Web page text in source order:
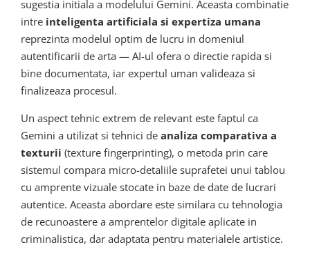
sugestia initiala a modelului Gemini. Aceasta combinatie
intre inteligenta artificiala si expertiza umana
reprezinta modelul optim de lucru in domeniul
autentificarii de arta — AI-ul ofera o directie rapida si
bine documentata, iar expertul uman valideaza si
finalizeaza procesul.
Un aspect tehnic extrem de relevant este faptul ca
Gemini a utilizat si tehnici de analiza comparativa a
texturii (texture fingerprinting), o metoda prin care
sistemul compara micro-detaliile suprafetei unui tablou
cu amprente vizuale stocate in baze de date de lucrari
autentice. Aceasta abordare este similara cu tehnologia
de recunoastere a amprentelor digitale aplicate in
criminalisticа, dar adaptata pentru materialele artistice.